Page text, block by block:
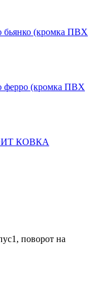
бьянко (кромка ПВХ
ферро (кромка ПВХ
КОВКА
поворот на